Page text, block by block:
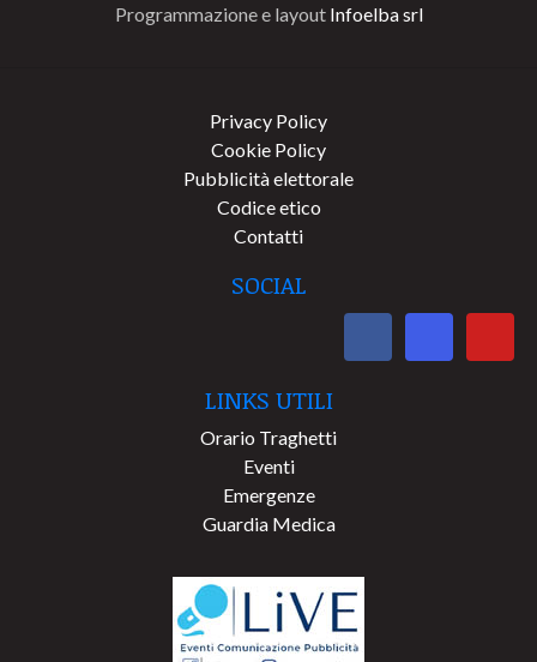
Programmazione e layout Infoelba srl
Privacy Policy
Cookie Policy
Pubblicità elettorale
Codice etico
Contatti
SOCIAL
LINKS UTILI
Orario Traghetti
Eventi
Emergenze
Guardia Medica